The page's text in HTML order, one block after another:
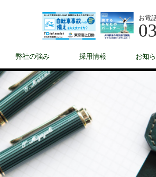
お電
弊社の強み 採用情報 お知